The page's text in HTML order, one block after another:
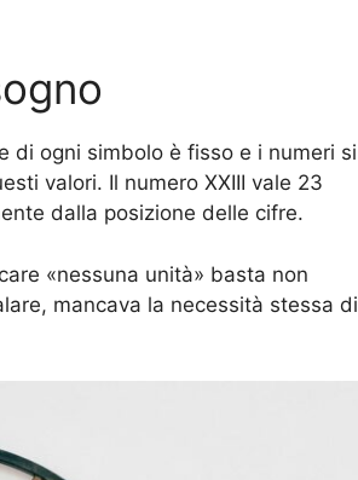
di ogni simbolo è fisso e i numeri si
valori. Il numero XXIII vale 23
dalla posizione delle cifre.
«nessuna unità» basta non
mancava la necessità stessa di